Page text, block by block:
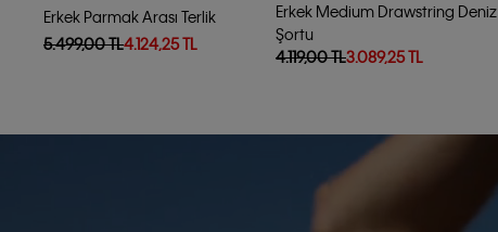
Erkek Parmak Arası Terlik
5.499,00 TL4.124,25 TL
Erkek Medium Drawstring Deniz
Şortu
4.119,00 TL3.089,25 TL